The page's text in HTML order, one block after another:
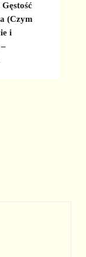
(Czym
i